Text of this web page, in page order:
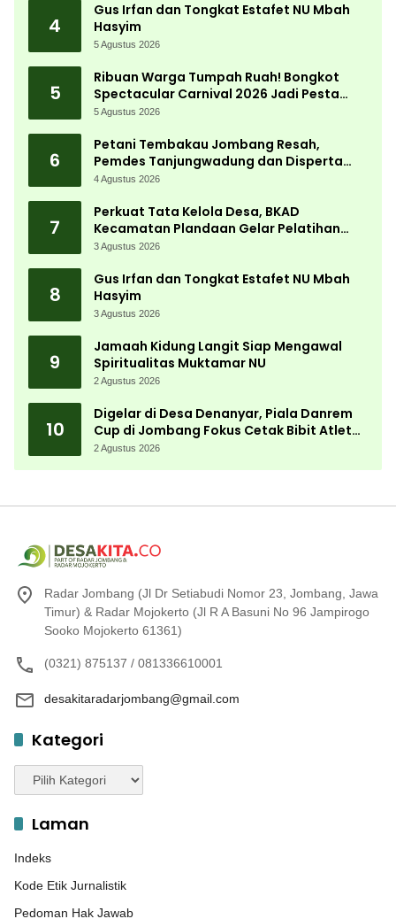
4
Gus Irfan dan Tongkat Estafet NU Mbah
Hasyim
5 Agustus 2026
5
Ribuan Warga Tumpah Ruah! Bongkot
Spectacular Carnival 2026 Jadi Pesta
Kemerdekaan Terbesar di Peterongan
5 Agustus 2026
6
Petani Tembakau Jombang Resah,
Pemdes Tanjungwadung dan Disperta
Bergerak Cepat
4 Agustus 2026
7
Perkuat Tata Kelola Desa, BKAD
Kecamatan Plandaan Gelar Pelatihan
Aparatur Pemdes
3 Agustus 2026
8
Gus Irfan dan Tongkat Estafet NU Mbah
Hasyim
3 Agustus 2026
9
Jamaah Kidung Langit Siap Mengawal
Spiritualitas Muktamar NU
2 Agustus 2026
10
Digelar di Desa Denanyar, Piala Danrem
Cup di Jombang Fokus Cetak Bibit Atlet
Menembak Berprestasi
2 Agustus 2026
Radar Jombang (Jl Dr Setiabudi Nomor 23, Jombang, Jawa
Timur) & Radar Mojokerto (Jl R A Basuni No 96 Jampirogo
Sooko Mojokerto 61361)
(0321) 875137 / 081336610001
desakitaradarjombang@gmail.com
Kategori
Kategori
Laman
Indeks
Kode Etik Jurnalistik
Pedoman Hak Jawab